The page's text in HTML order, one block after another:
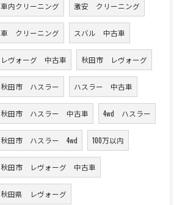
車内クリーニング 激安 クリーニング
車 クリーニング スバル 中古車
レヴォーグ 中古車 秋田市 レヴォーグ
秋田市 ハスラー ハスラー 中古車
秋田市 ハスラー 中古車 4wd ハスラー
秋田市 ハスラー 4wd 100万以内
秋田市 レヴォーグ 中古車
秋田県 レヴォーグ